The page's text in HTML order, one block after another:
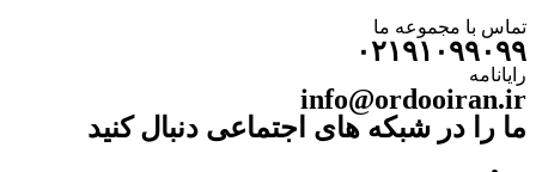
تماس با مجموعه ما
۰۲۱۹۱۰۹۹۰۹۹
رایانامه
info@ordooiran.ir
ما را در شبکه های اجتماعی دنبال کنید